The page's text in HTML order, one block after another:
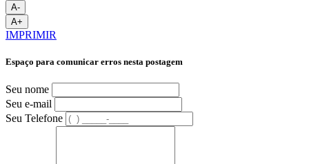
A-
A+
IMPRIMIR
Espaço para comunicar erros nesta postagem
Seu nome
Seu e-mail
Seu Telefone